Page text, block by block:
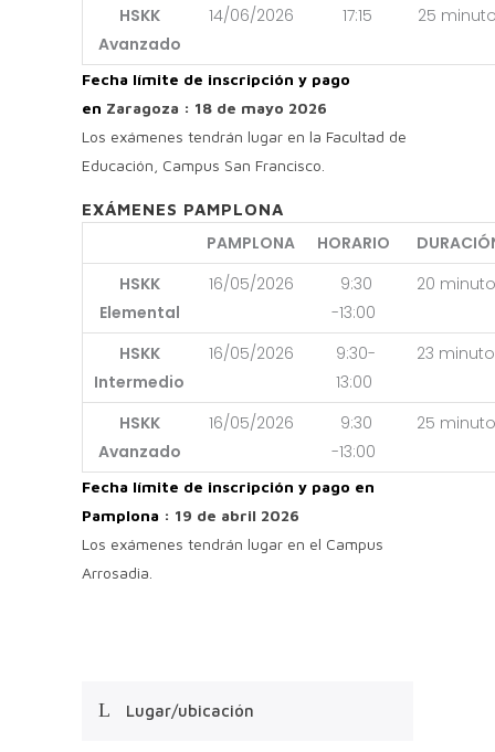
HSKK
Avanzado
14/06/2026 17:15 25
Fecha límite de inscripción y pago
en Zaragoza : 18 de mayo 2026
Los exámenes tendrán lugar en la Facultad de
Educación, Campus San Francisco.
EXÁMENES PAMPLONA
PAMPLONA HORARIO
HSKK
Elemental
16/05/2026
9:30
-13:00
20
HSKK
Intermedio
16/05/2026
9:30-
13:00
23
HSKK
Avanzado
16/05/2026
9:30
-13:00
25
Fecha límite de inscripción y pago en
Pamplona : 19 de abril 2026
Los exámenes tendrán lugar en el Campus
Arrosadia.
Lugar/ubicación